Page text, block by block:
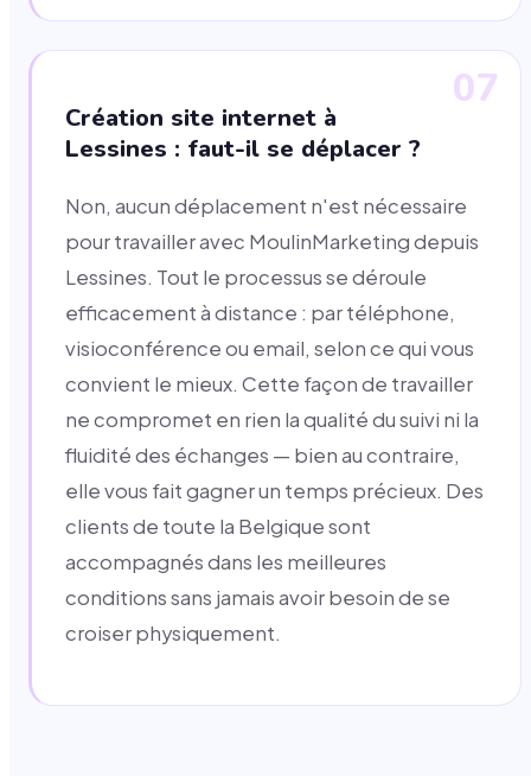
07
Création site internet à
Lessines : faut-il se déplacer ?
Non, aucun déplacement n'est nécessaire
pour travailler avec MoulinMarketing depuis
Lessines. Tout le processus se déroule
efficacement à distance : par téléphone,
visioconférence ou email, selon ce qui vous
convient le mieux. Cette façon de travailler
ne compromet en rien la qualité du suivi ni la
fluidité des échanges — bien au contraire,
elle vous fait gagner un temps précieux. Des
clients de toute la Belgique sont
accompagnés dans les meilleures
conditions sans jamais avoir besoin de se
croiser physiquement.